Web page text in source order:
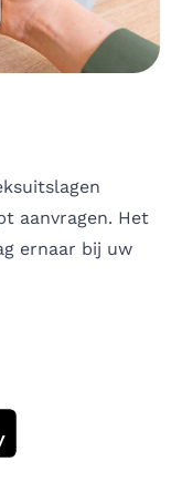
aanvragen. Het
ernaar bij uw